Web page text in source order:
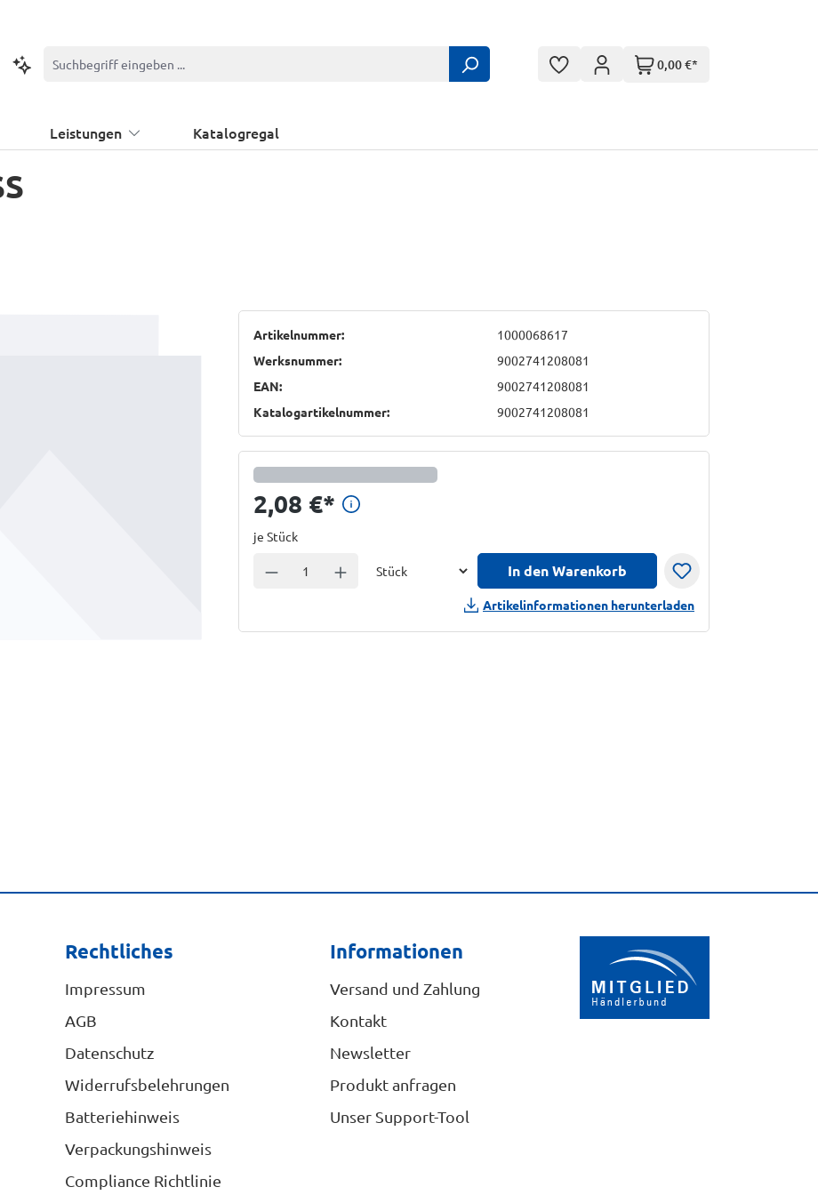
Kontextbasierte Suche 0,00 €*
Leistungen Katalogregal
Artikelnummer:
1000068617
Werksnummer:
9002741208081
EAN:
9002741208081
Katalogartikelnummer:
9002741208081
2,08 €* Preisinformationen anzeigen
je Stück
Anzahl verringernAnzahl erhöhen In den Warenkorb
Artikelinformationen herunterladen
Rechtliches
Impressum
AGB
Datenschutz
Widerrufsbelehrungen
Batteriehinweis
Verpackungshinweis
Compliance Richtlinie
Informationen
Versand und Zahlung
Kontakt
Newsletter
Produkt anfragen
Unser Support-Tool